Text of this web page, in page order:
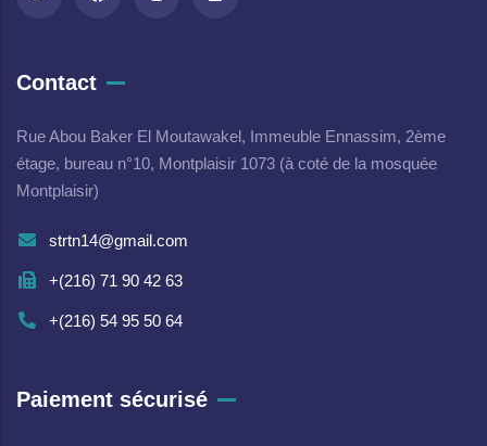
Contact
Rue Abou Baker El Moutawakel, Immeuble Ennassim, 2ème
étage, bureau n°10, Montplaisir 1073 (à coté de la mosquée
Montplaisir)
strtn14@gmail.com
+(216) 71 90 42 63
+(216) 54 95 50 64
Paiement sécurisé